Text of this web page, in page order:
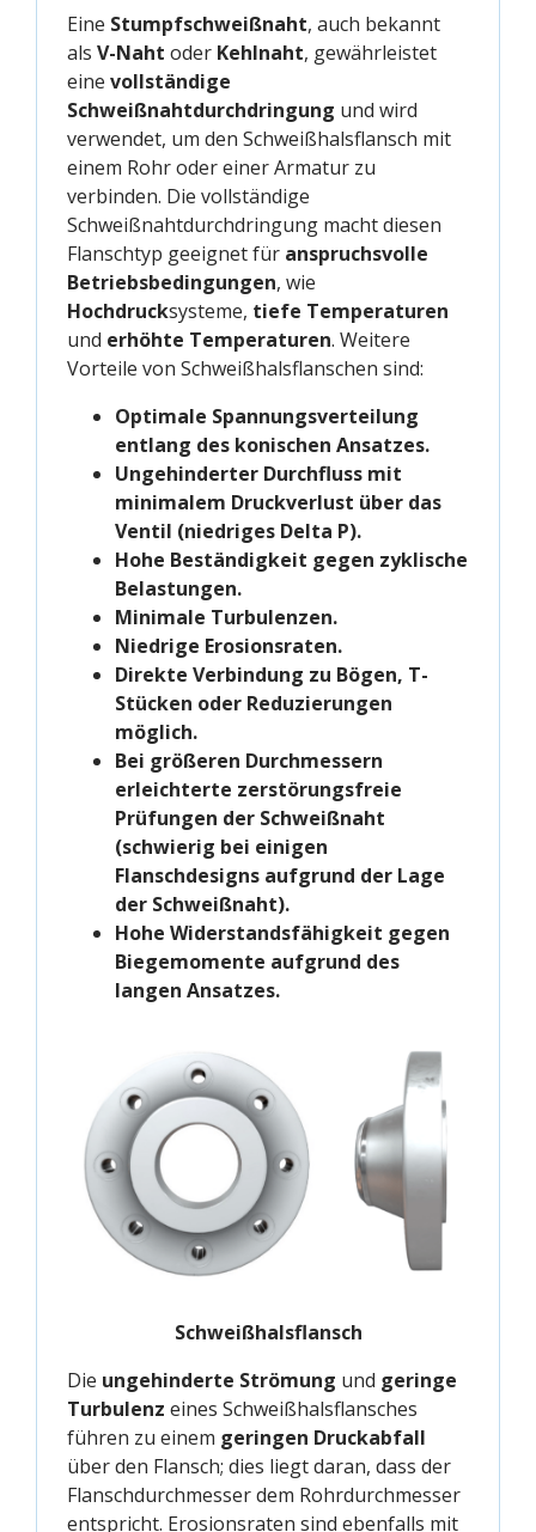
Eine Stumpfschweißnaht, auch bekannt
als V-Naht oder Kehlnaht, gewährleistet
eine vollständige
Schweißnahtdurchdringung und wird
verwendet, um den Schweißhalsflansch mit
einem Rohr oder einer Armatur zu
verbinden. Die vollständige
Schweißnahtdurchdringung macht diesen
Flanschtyp geeignet für anspruchsvolle
Betriebsbedingungen, wie
Hochdrucksysteme, tiefe Temperaturen
und erhöhte Temperaturen. Weitere
Vorteile von Schweißhalsflanschen sind:
Optimale Spannungsverteilung
entlang des konischen Ansatzes.
Ungehinderter Durchfluss mit
minimalem Druckverlust über das
Ventil (niedriges Delta P).
Hohe Beständigkeit gegen zyklische
Belastungen.
Minimale Turbulenzen.
Niedrige Erosionsraten.
Direkte Verbindung zu Bögen, T-
Stücken oder Reduzierungen
möglich.
Bei größeren Durchmessern
erleichterte zerstörungsfreie
Prüfungen der Schweißnaht
(schwierig bei einigen
Flanschdesigns aufgrund der Lage
der Schweißnaht).
Hohe Widerstandsfähigkeit gegen
Biegemomente aufgrund des
langen Ansatzes.
Schweißhalsflansch
Die ungehinderte Strömung und geringe
Turbulenz eines Schweißhalsflansches
führen zu einem geringen Druckabfall
über den Flansch; dies liegt daran, dass der
Flanschdurchmesser dem Rohrdurchmesser
entspricht. Erosionsraten sind ebenfalls mit